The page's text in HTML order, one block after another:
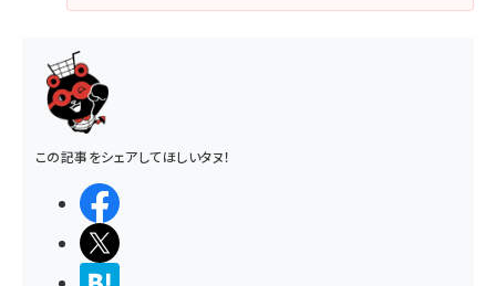
この記事をシェアしてほしいタヌ！